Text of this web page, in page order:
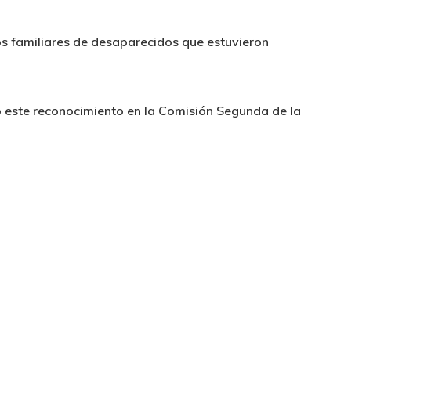
familiares de desaparecidos que estuvieron
reconocimiento en la Comisión Segunda de la